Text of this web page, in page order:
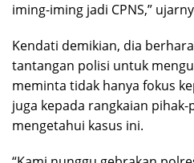
iming-iming jadi CPNS,”
Kendati demikian, dia
tantangan polisi untuk
meminta tidak hanya fokus
juga kepada rangkaian
mengetahui kasus ini.